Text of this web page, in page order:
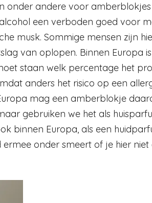
onder andere voor
een verboden goed voor
musk. Sommige mensen zijn
van oplopen. Binnen Europa
staan welk percentage het
anders het risico op een
mag een amberblokje
gebruiken we het als
binnen Europa, als een
ermee onder smeert of je hier